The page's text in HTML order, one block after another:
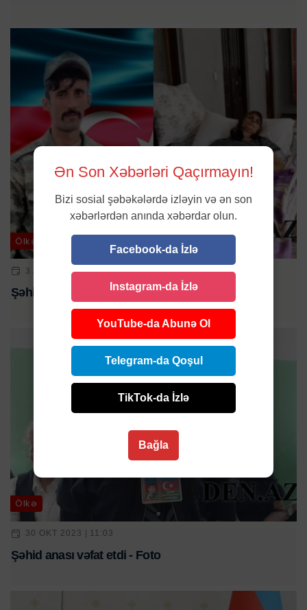
Ölkə
3 AVQ 2024 | 10:52
Şəhid anası dünyasını dəyişib
Ölkə
30 OKT 2023 | 11:03
Şəhid anası vəfat etdi - Foto
Ən Son Xəbərləri Qaçırmayın!
Bizi sosial şəbəkələrdə izləyin və ən son
xəbərlərdən anında xəbərdar olun.
Facebook-da İzlə
Instagram-da İzlə
YouTube-da Abunə Ol
Telegram-da Qoşul
TikTok-da İzlə
Bağla